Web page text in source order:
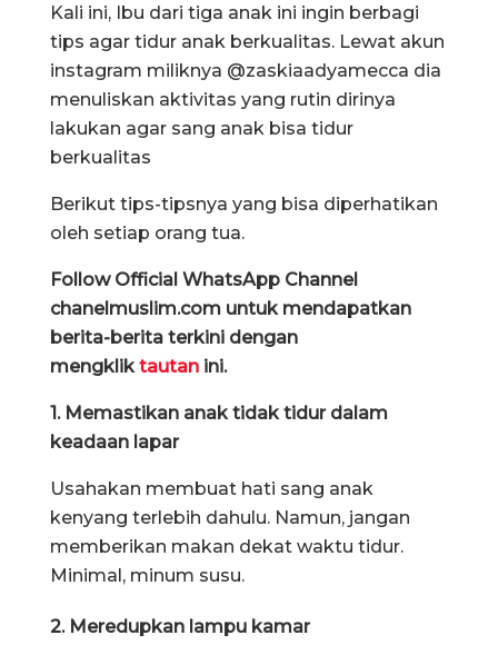
Kali ini, Ibu dari tiga anak ini ingin berbagi
tips agar tidur anak berkualitas. Lewat akun
instagram miliknya @zaskiaadyamecca dia
menuliskan aktivitas yang rutin dirinya
lakukan agar sang anak bisa tidur
berkualitas
Berikut tips-tipsnya yang bisa diperhatikan
oleh setiap orang tua.
Follow Official WhatsApp Channel
chanelmuslim.com untuk mendapatkan
berita-berita terkini dengan
mengkliktautan ini.
1. Memastikan anak tidak tidur dalam
keadaan lapar
Usahakan membuat hati sang anak
kenyang terlebih dahulu. Namun, jangan
memberikan makan dekat waktu tidur.
Minimal, minum susu.
2. Meredupkan lampu kamar